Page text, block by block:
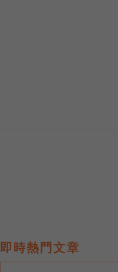
即時熱門文章